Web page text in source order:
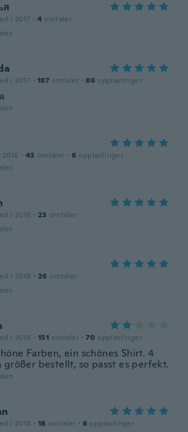
i 2017 · 4 omtaler
i 2017 · 187 omtaler · 86 opplastinger
· 43 omtaler · 6 opplastinger
i 2016 · 23 omtaler
i 2019 · 26 omtaler
i 2019 · 151 omtaler · 70 opplastinger
Farben, ein schönes Shirt. 4
größer bestellt, so passt es perfekt.
i 2018 · 18 omtaler · 6 opplastinger